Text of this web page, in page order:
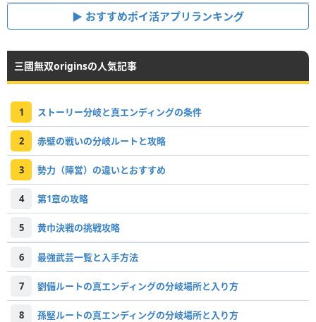
おすすめポイ活アプリランキング
三國無双originsの人気記事
1 ストーリー分岐と真エンディングの条件
2 赤壁の戦いの分岐ルートと攻略
3 勢力（陣営）の違いとおすすめ
4 第1章の攻略
5 黄巾決戦の挑戦攻略
6 最強武芸一覧と入手方法
7 劉備ルートの真エンディングの分岐場所と入り方
8 孫堅ルートの真エンディングの分岐場所と入り方